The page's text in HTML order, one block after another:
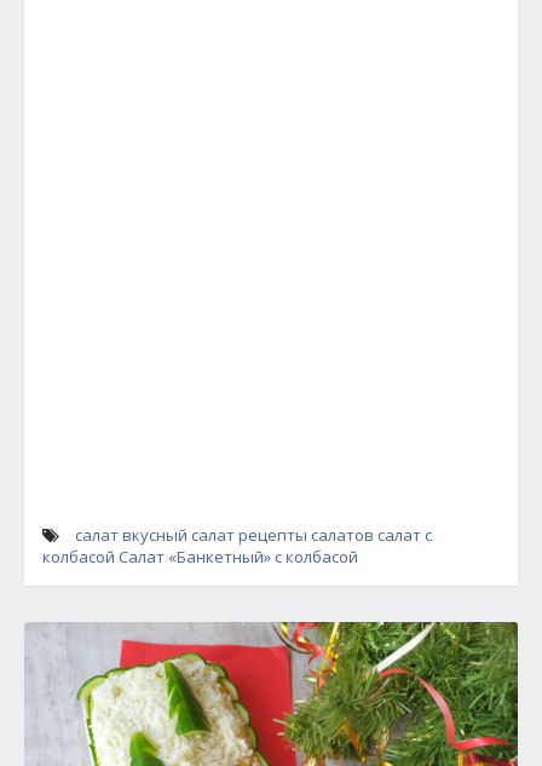
салатвкусный салатрецепты салатов салат с
колбасой Салат «Банкетный» с колбасой